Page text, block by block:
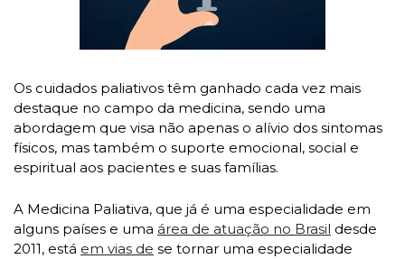
Os cuidados paliativos têm ganhado cada vez mais
destaque no campo da medicina, sendo uma
abordagem que visa não apenas o alívio dos sintomas
físicos, mas também o suporte emocional, social e
espiritual aos pacientes e suas famílias.
A Medicina Paliativa, que já é uma especialidade em
alguns países e uma área de atuação no Brasil desde
2011, está em vias de se tornar uma especialidade